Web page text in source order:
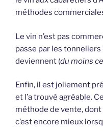
méthodes
Le vin n’est pas
passe par les
deviennent (du moins
Enfin, il est joliement
et l’a trouvé agréable.
méthode de vente,
c’est encore mieux